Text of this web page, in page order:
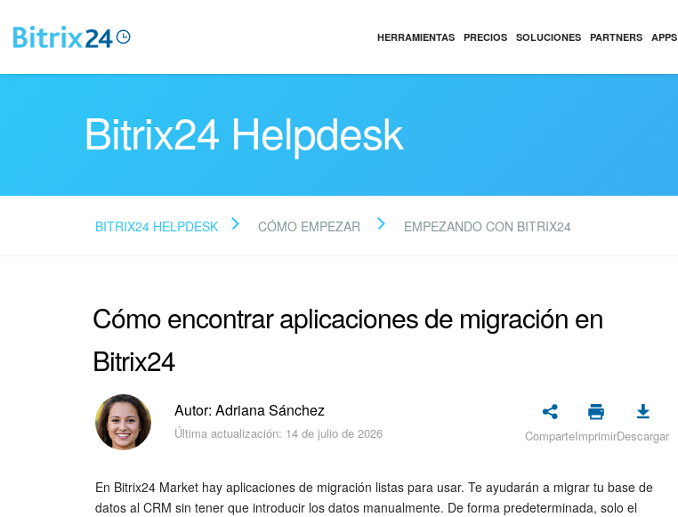
HERRAMIENTAS PRECIOS SOLUCIONES PARTNERS APPS
Bitrix24 Helpdesk
BITRIX24 HELPDESK CÓMO EMPEZAR EMPEZANDO CON BITRIX24
Cómo encontrar aplicaciones de migración en
Bitrix24
Autor: Adriana Sánchez
Última actualización: 14 de julio de 2026 ComparteImprimirDescargar
En Bitrix24 Market hay aplicaciones de migración listas para usar. Te ayudarán a migrar tu base de
datos al CRM sin tener que introducir los datos manualmente. De forma predeterminada, solo el